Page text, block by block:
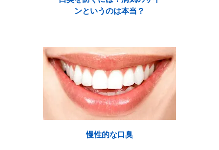
ンというのは本当？
慢性的な口臭